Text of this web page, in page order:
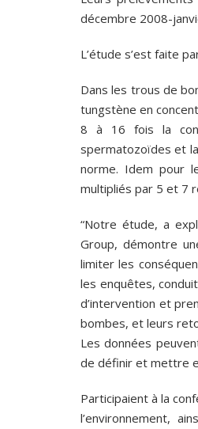
décembre 2008-
L’étude s’est faite
Dans les trous de
tungstène en
8 à 16 fois la
spermatozoïdes et
norme. Idem pour
multipliés par 5 et 7
“Notre étude, a
Group, démontre
limiter les
les enquêtes,
d’intervention et
bombes, et leurs
Les données
de définir et mettre
Participaient à la
l’environnement,